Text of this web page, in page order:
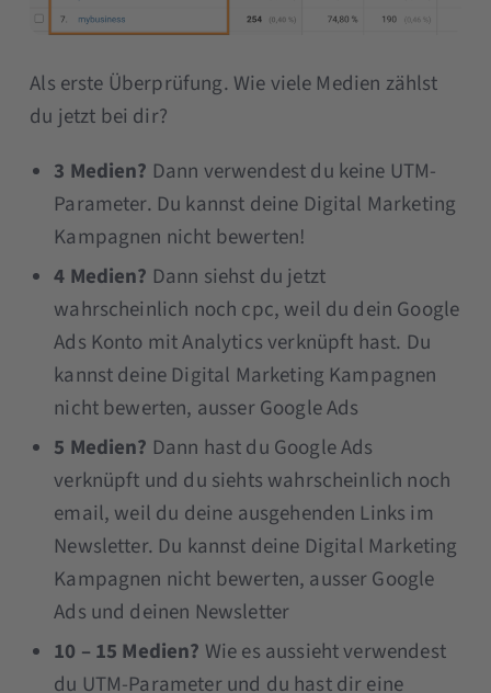
Als erste Überprüfung. Wie viele Medien zählst
du jetzt bei dir?
3 Medien? Dann verwendest du keine UTM-
Parameter. Du kannst deine Digital Marketing
Kampagnen nicht bewerten!
4 Medien? Dann siehst du jetzt
wahrscheinlich noch cpc, weil du dein Google
Ads Konto mit Analytics verknüpft hast. Du
kannst deine Digital Marketing Kampagnen
nicht bewerten, ausser Google Ads
5 Medien? Dann hast du Google Ads
verknüpft und du siehts wahrscheinlich noch
email, weil du deine ausgehenden Links im
Newsletter. Du kannst deine Digital Marketing
Kampagnen nicht bewerten, ausser Google
Ads und deinen Newsletter
10 – 15 Medien? Wie es aussieht verwendest
du UTM-Parameter und du hast dir eine